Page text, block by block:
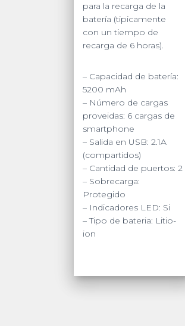
para la recarga de la
batería (tipicamente
con un tiempo de
recarga de 6 horas).
– Capacidad de batería:
5200 mAh
– Número de cargas
proveidas: 6 cargas de
smartphone
– Salida en USB: 2.1A
(compartidos)
– Cantidad de puertos: 2
– Sobrecarga:
Protegido
– Indicadores LED: Si
– Tipo de bateria: Litio-
ion